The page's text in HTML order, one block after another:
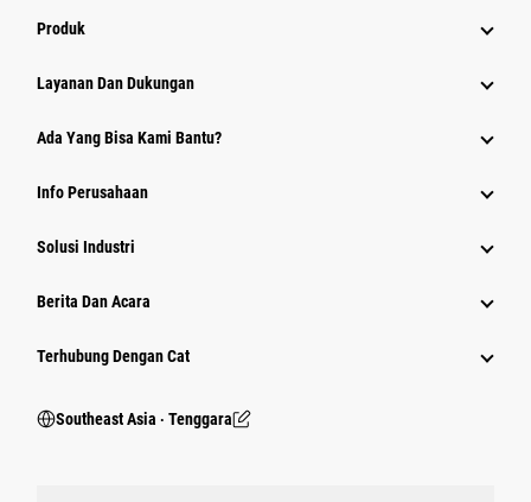
Produk
Layanan Dan Dukungan
Ada Yang Bisa Kami Bantu?
Info Perusahaan
Solusi Industri
Berita Dan Acara
Terhubung Dengan Cat
Southeast Asia ‧ Tenggara